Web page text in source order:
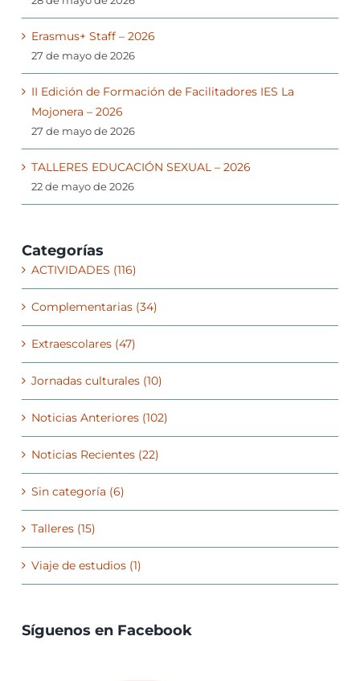
Erasmus+ Staff – 2026
27 de mayo de 2026
II Edición de Formación de Facilitadores IES La
Mojonera – 2026
27 de mayo de 2026
TALLERES EDUCACIÓN SEXUAL – 2026
22 de mayo de 2026
Categorías
ACTIVIDADES (116)
Complementarias (34)
Extraescolares (47)
Jornadas culturales (10)
Noticias Anteriores (102)
Noticias Recientes (22)
Sin categoría (6)
Talleres (15)
Viaje de estudios (1)
Síguenos en Facebook